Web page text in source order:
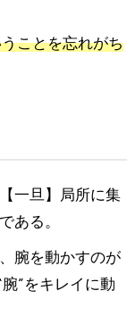
ことを忘れがち
一旦】局所に集
ある。
腕を動かすのが
”をキレイに動